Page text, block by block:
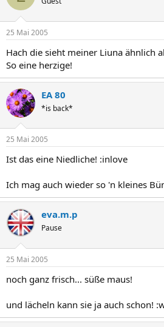
25 Mai 2005
Hach die sieht meiner Liuna ähnlich
So eine herzige!
EA 80
*is back*
25 Mai 2005
Ist das eine Niedliche! :inlove
Ich mag auch wieder so 'n kleines
eva.m.p
Pause
25 Mai 2005
noch ganz frisch... süße maus!
und lächeln kann sie ja auch schon!